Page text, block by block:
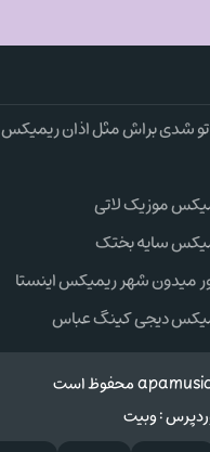
تو شدی براش مثل اذان ریمیکس
موزیک لاتی
سایه بختک
میدون شهر ریمیکس اینستا
دیجی کینگ عباس
:وبیت